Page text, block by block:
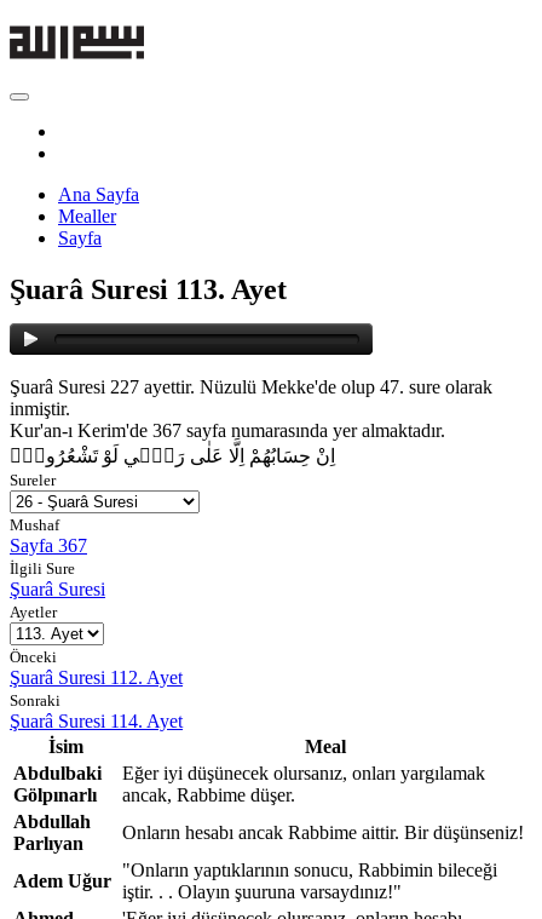
Ana Sayfa
Mealler
Sayfa
Şuarâ Suresi 113. Ayet
Şuarâ Suresi 227 ayettir. Nüzulü Mekke'de olup 47. sure olarak
inmiştir.
Kur'an-ı Kerim'de 367 sayfa numarasında yer almaktadır.
اِنْ حِسَابُهُمْ اِلَّا عَلٰى رَبّ۪ي لَوْ تَشْعُرُونَۚ
Sureler
Mushaf
Sayfa 367
İlgili Sure
Şuarâ Suresi
Ayetler
Önceki
Şuarâ Suresi 112. Ayet
Sonraki
Şuarâ Suresi 114. Ayet
İsim
Meal
Abdulbaki
Gölpınarlı
Eğer iyi düşünecek olursanız, onları yargılamak
ancak, Rabbime düşer.
Abdullah
Parlıyan
Onların hesabı ancak Rabbime aittir. Bir düşünseniz!
Adem Uğur
"Onların yaptıklarının sonucu, Rabbimin bileceği
iştir. . . Olayın şuuruna varsaydınız!"